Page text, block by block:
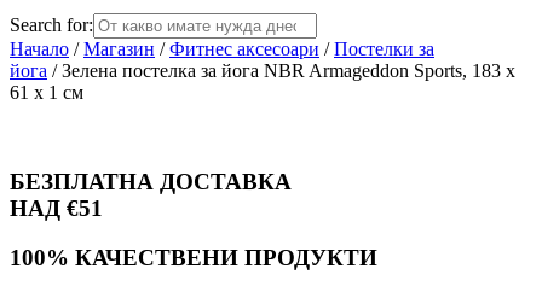
Search for:
Начало /Магазин /Фитнес аксесоари /Постелки за
йога / Зелена постелка за йога NBR Armageddon Sports, 183 x
61 x 1 см
БЕЗПЛАТНА ДОСТАВКА
НАД €51
100% КАЧЕСТВЕНИ ПРОДУКТИ